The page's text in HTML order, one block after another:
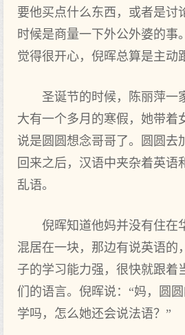
要他买点什么东西，或者是讨
时候是商量一下外公外婆的事
觉得很开心，倪晖总算是主动
圣诞节的时候，陈丽萍一
大有一个多月的寒假，她带着
说是圆圆想念哥哥了。圆圆去
回来之后，汉语中夹杂着英语
乱语。
倪晖知道他妈并没有住在
混居在一块，那边有说英语的
子的学习能力强，很快就跟着
们的语言。倪晖说：“妈，圆
学吗，怎么她还会说法语？”